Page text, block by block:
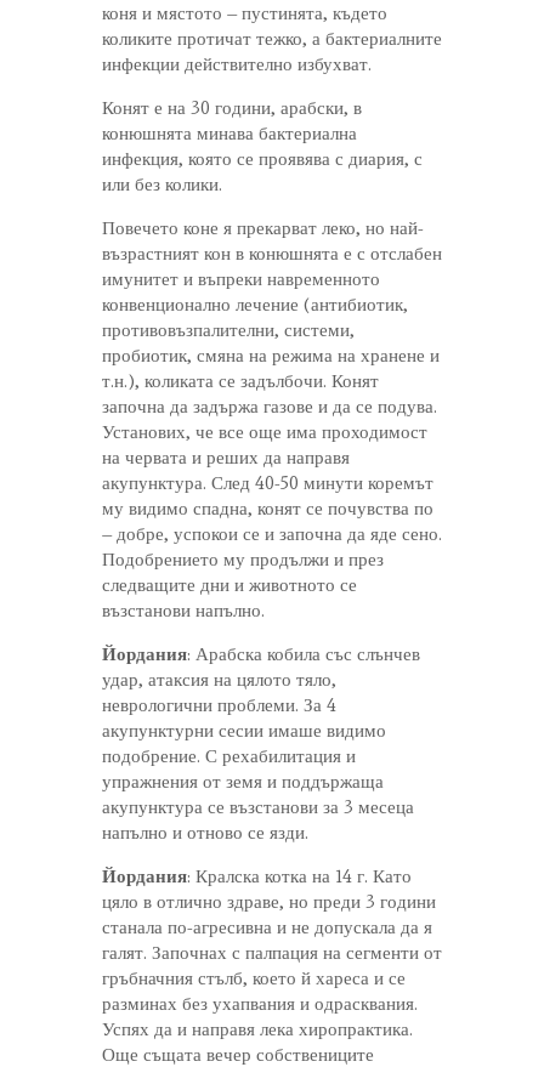
коня и мястото – пустинята, където
коликите протичат тежко, а бактериалните
инфекции действително избухват.
Конят е на 30 години, арабски, в
конюшнята минава бактериална
инфекция, която се проявява с диария, с
или без колики.
Повечето коне я прекарват леко, но най-
възрастният кон в конюшнята е с отслабен
имунитет и въпреки навременното
конвенционално лечение (антибиотик,
противовъзпалителни, системи,
пробиотик, смяна на режима на хранене и
т.н.), коликата се задълбочи. Конят
започна да задържа газове и да се подува.
Установих, че все още има проходимост
на червата и реших да направя
акупунктура. След 40-50 минути коремът
му видимо спадна, конят се почувства по
– добре, успокои се и започна да яде сено.
Подобрението му продължи и през
следващите дни и животното се
възстанови напълно.
Йордания: Арабска кобила със слънчев
удар, атаксия на цялото тяло,
неврологични проблеми. За 4
акупунктурни сесии имаше видимо
подобрение. С рехабилитация и
упражнения от земя и поддържаща
акупунктура се възстанови за 3 месеца
напълно и отново се язди.
Йордания: Кралска котка на 14 г. Като
цяло в отлично здраве, но преди 3 години
станала по-агресивна и не допускала да я
галят. Започнах с палпация на сегменти от
гръбначния стълб, което й хареса и се
разминах без ухапвания и одрасквания.
Успях да и направя лека хиропрактика.
Още същата вечер собствениците